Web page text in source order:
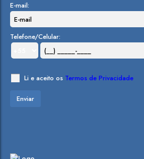
E-mail:
Telefone/Celular:
Li e aceito os Termos de Privacidade